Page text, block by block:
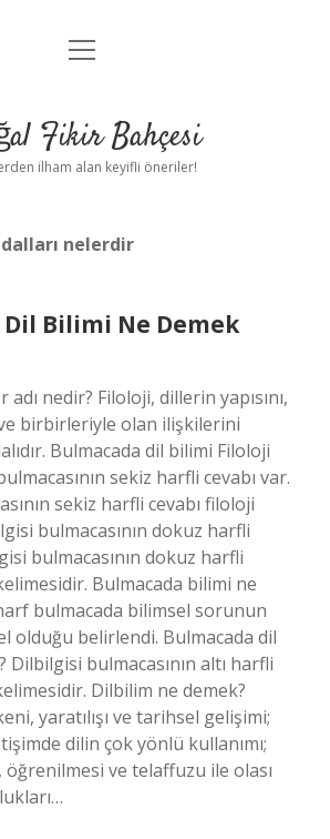
Anasayfa
Yasal Uyarı
menüyü
Fikir Bahçesi
ilham alan keyifli öneriler!
nelerdir
Bilimi Ne Demek
nedir? Filoloji, dillerin yapısını,
birbirleriyle olan ilişkilerini
Bulmacada dil bilimi Filoloji
sekiz harfli cevabı var.
sekiz harfli cevabı filoloji
bulmacasının dokuz harfli
bulmacasının dokuz harfli
Bulmacada bilimi ne
bulmacada bilimsel sorunun
olduğu belirlendi. Bulmacada dil
Dilbilgisi bulmacasının altı harfli
Dilbilim ne demek?
yaratılışı ve tarihsel gelişimi;
dilin çok yönlü kullanımı;
öğrenilmesi ve telaffuzu ile olası